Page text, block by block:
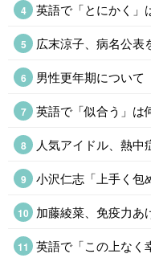
英語で「とにかく」
男性更年期について
英語で「似合う」は
小沢仁志「上手く
英語で「この上なく